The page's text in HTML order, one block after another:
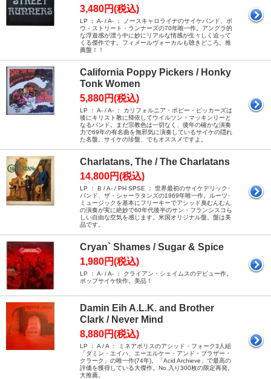
3,480円(税込)
LP ： A- / A- ： ノースキャロライナのサイケバンド、ボ
ウ・ストリート・ランナーズの70年唯一作。アングラ的
な浮遊感が漂う中に妙にリアルな情感が生々しく迫って
くる傑作です。フィメールヴォーカルも聴きどころ。推
薦盤！！
California Poppy Pickers / Honky
Tonk Women
5,880円(税込)
LP ： A- / A- ： カリフォルニア・ポピー・ピッカーズは
後にキリスト教に帰依してウイルソン・マッキンリーと
なるバンド。まだ宗教色は一切なく、後年の確かな演奏
力で69年の有名曲を無邪気に演奏しているサイケの隠れ
た名盤。サイケの珍盤、でもオススメですよ。
Charlatans, The / The Charlatans
14,800円(税込)
LP ： B / A- / PH SPSE ： 世界最初のサイケデリック･
バンド、ザ・シャーラタンズの1969年唯一作。ルーツ･
ミュージックを基本にフリーキーでアシッド臭むんむん
の演奏が実に絶妙で60年代後半のサン・フランシスコら
しい自由な空気を感じます。米国オリジナル盤。盤は美
品です。
Cryan` Shames / Sugar & Spice
1,980円(税込)
LP ： A- / A- ： クライアン・シェイムスのデビュー作。
ポップサイケ快作。美品！
Damin Eih A.L.K. and Brother
Clark / Never Mind
8,880円(税込)
LP ： A / A ： ミネアポリスのアシッド・フォーク3人組
「ダミン・エイハ、エーエルケー・アンド・ブラザー・
クラーク」の唯一作(74年)。「Acid Archieve」で最高の
評価を獲得している大傑作。No.入り300枚の限定再発。
大推薦。